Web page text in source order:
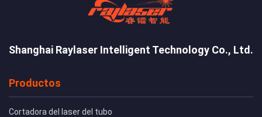
Shanghai Raylaser Intelligent Technology Co., Ltd.
Productos
Cortadora del laser del tubo